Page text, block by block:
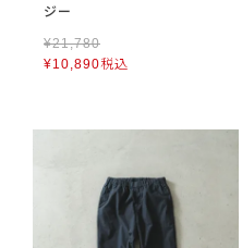
ジー
¥21,780
¥10,890税込